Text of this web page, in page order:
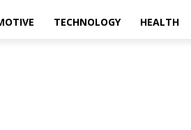
TECHNOLOGY HEALTH